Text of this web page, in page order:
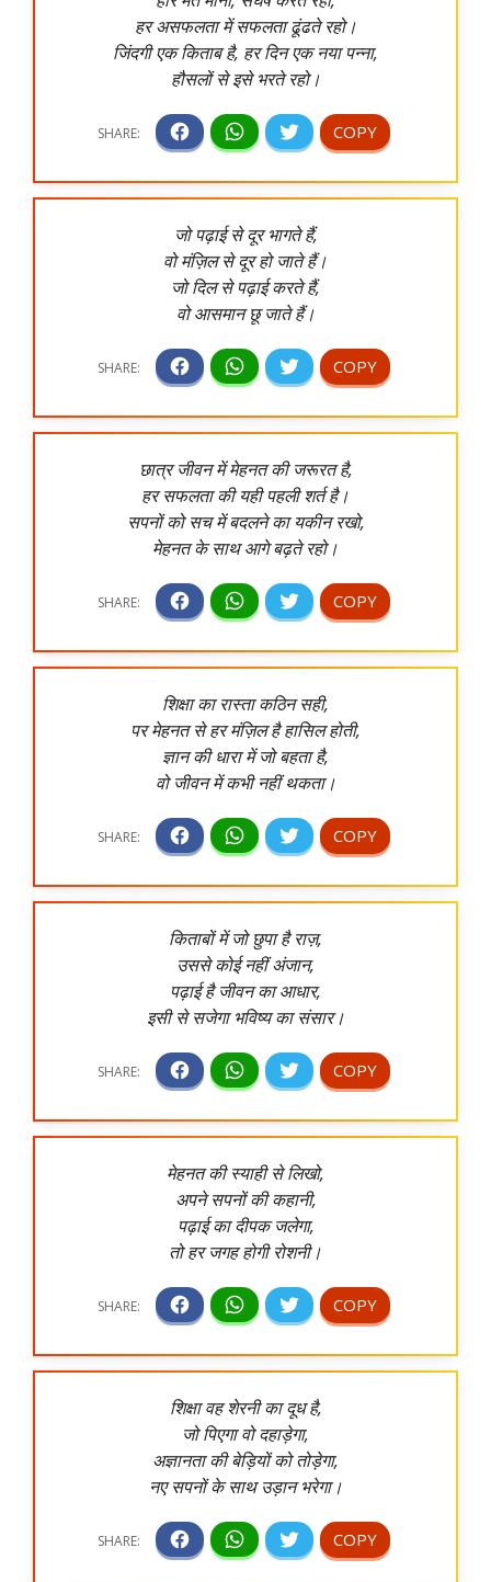
हर असफलता में सफलता ढूंढते रहो।
जिंदगी एक किताब है, हर दिन एक नया पन्ना,
हौसलों से इसे भरते रहो।
जो पढ़ाई से दूर भागते हैं,
वो मंज़िल से दूर हो जाते हैं।
जो दिल से पढ़ाई करते हैं,
वो आसमान छू जाते हैं।
छात्र जीवन में मेहनत की जरूरत है,
हर सफलता की यही पहली शर्त है।
सपनों को सच में बदलने का यकीन रखो,
मेहनत के साथ आगे बढ़ते रहो।
शिक्षा का रास्ता कठिन सही,
पर मेहनत से हर मंज़िल है हासिल होती,
ज्ञान की धारा में जो बहता है,
वो जीवन में कभी नहीं थकता।
किताबों में जो छुपा है राज़,
उससे कोई नहीं अंजान,
पढ़ाई है जीवन का आधार,
इसी से सजेगा भविष्य का संसार।
मेहनत की स्याही से लिखो,
अपने सपनों की कहानी,
पढ़ाई का दीपक जलेगा,
तो हर जगह होगी रोशनी।
शिक्षा वह शेरनी का दूध है,
जो पिएगा वो दहाड़ेगा,
अज्ञानता की बेड़ियों को तोड़ेगा,
नए सपनों के साथ उड़ान भरेगा।